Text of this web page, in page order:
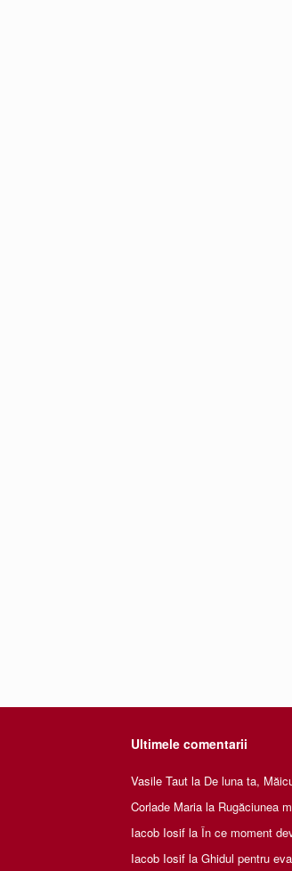
Ultimele comentarii
Vasile Taut la De luna ta,
Corlade Maria la Rugăciunea
Iacob Iosif la În ce moment
Iacob Iosif la Ghidul pentru